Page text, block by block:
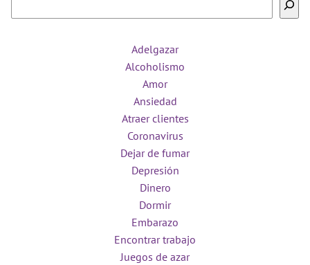
Adelgazar
Alcoholismo
Amor
Ansiedad
Atraer clientes
Coronavirus
Dejar de fumar
Depresión
Dinero
Dormir
Embarazo
Encontrar trabajo
Juegos de azar